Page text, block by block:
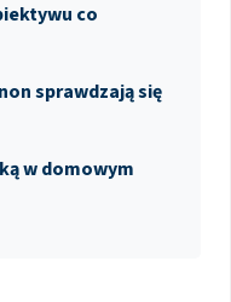
co
sprawdzają się
w domowym